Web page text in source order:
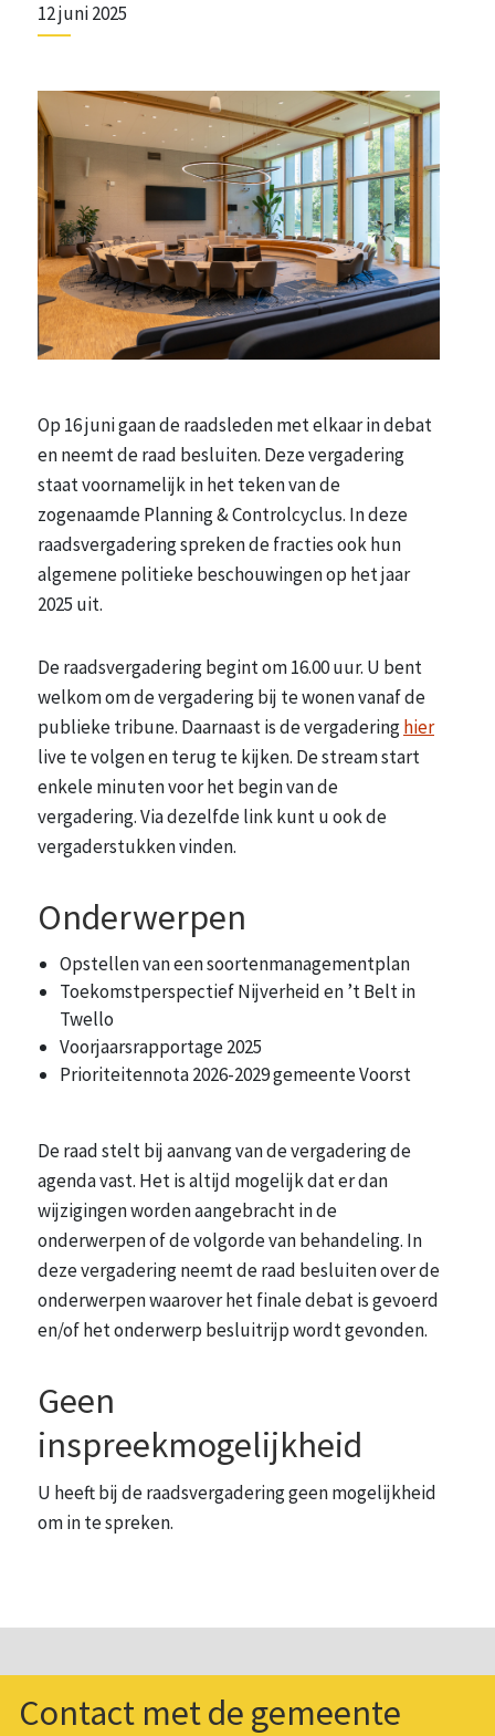
12 juni 2025
Op 16 juni gaan de raadsleden met elkaar in debat
en neemt de raad besluiten. Deze vergadering
staat voornamelijk in het teken van de
zogenaamde Planning & Controlcyclus. In deze
raadsvergadering spreken de fracties ook hun
algemene politieke beschouwingen op het jaar
2025 uit.
De raadsvergadering begint om 16.00 uur. U bent
welkom om de vergadering bij te wonen vanaf de
publieke tribune. Daarnaast is de vergaderinghier
live te volgen en terug te kijken. De stream start
enkele minuten voor het begin van de
vergadering. Via dezelfde link kunt u ook de
vergaderstukken vinden.
Onderwerpen
Opstellen van een soortenmanagementplan
Toekomstperspectief Nijverheid en ’t Belt in
Twello
Voorjaarsrapportage 2025
Prioriteitennota 2026-2029 gemeente Voorst
De raad stelt bij aanvang van de vergadering de
agenda vast. Het is altijd mogelijk dat er dan
wijzigingen worden aangebracht in de
onderwerpen of de volgorde van behandeling. In
deze vergadering neemt de raad besluiten over de
onderwerpen waarover het finale debat is gevoerd
en/of het onderwerp besluitrijp wordt gevonden.
Geen
inspreekmogelijkheid
U heeft bij de raadsvergadering geen mogelijkheid
om in te spreken.
Contact met de gemeente